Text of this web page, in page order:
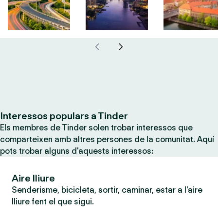
Interessos populars a Tinder
Els membres de Tinder solen trobar interessos que
comparteixen amb altres persones de la comunitat. Aquí
pots trobar alguns d'aquests interessos:
Aire lliure
Senderisme, bicicleta, sortir, caminar, estar a l'aire
lliure fent el que sigui.